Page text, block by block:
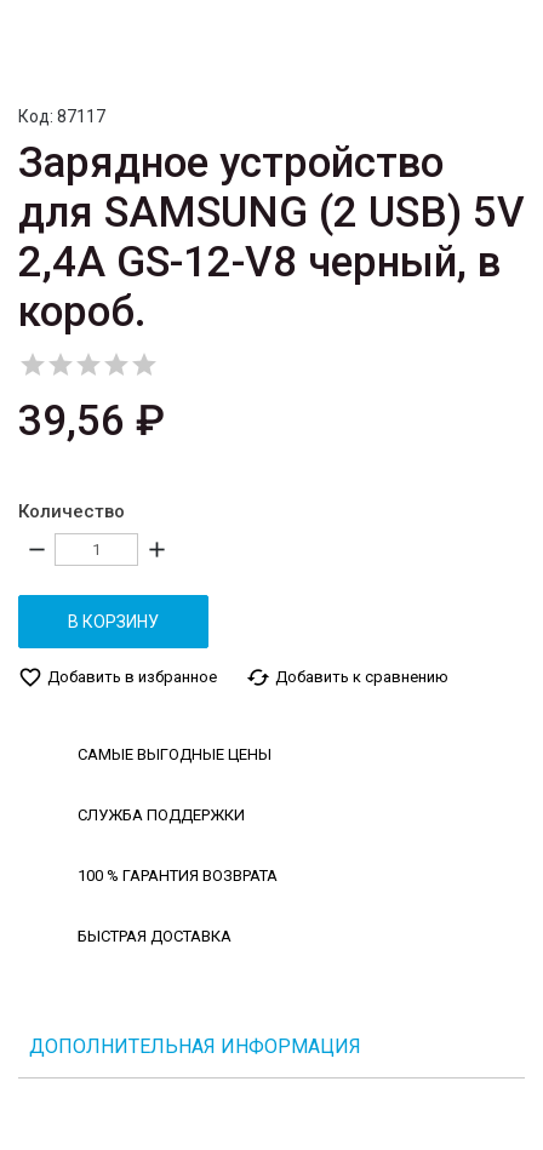
Код: 87117
Зарядное устройство
для SAMSUNG (2 USB) 5V
2,4A GS-12-V8 черный, в
короб.

39,56 ₽
Количество
remove add
В КОРЗИНУ
favorite_border Добавить в избранное cached Добавить к сравнению
САМЫЕ ВЫГОДНЫЕ ЦЕНЫ
СЛУЖБА ПОДДЕРЖКИ
100 % ГАРАНТИЯ ВОЗВРАТА
БЫСТРАЯ ДОСТАВКА
ДОПОЛНИТЕЛЬНАЯ ИНФОРМАЦИЯ